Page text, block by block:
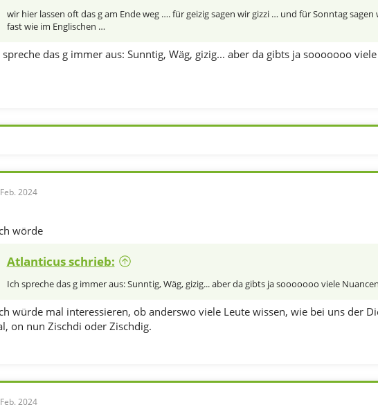
wir hier lassen oft das g am Ende weg …. für geizig sagen wir gizzi … und für Sonntag
fast wie im Englischen …
spreche das g immer aus: Sunntig, Wäg, gizig... aber da gibts ja sooooooo
2024
wörde
Atlanticus schrieb:
Ich spreche das g immer aus: Sunntig, Wäg, gizig... aber da gibts ja sooooooo viele
würde mal interessieren, ob anderswo viele Leute wissen, wie bei uns der
on nun Zischdi oder Zischdig.
2024